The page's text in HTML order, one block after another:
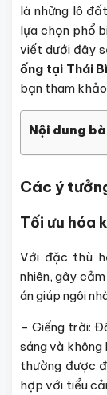
là những lô
lựa chọn phổ
viết dưới đây
ống tại Thái
bạn tham
Nội dung
Các ý
Tối ưu hóa
Với đặc thù
nhiên, gây
án giúp ngôi
– Giếng trời:
sáng và không
thường được
hợp với tiểu